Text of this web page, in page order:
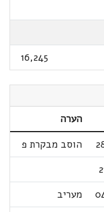
16,245
הערה
הוסב מבקרת פ
מעריב